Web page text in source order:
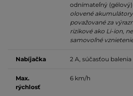
odnímateľný (gélový)
olovené
považované za
rizikové ako Li-ion,
samovoľné
Nabíjačka 2 A, súčasťou balenia
Max.
rýchlosť
6 km/h